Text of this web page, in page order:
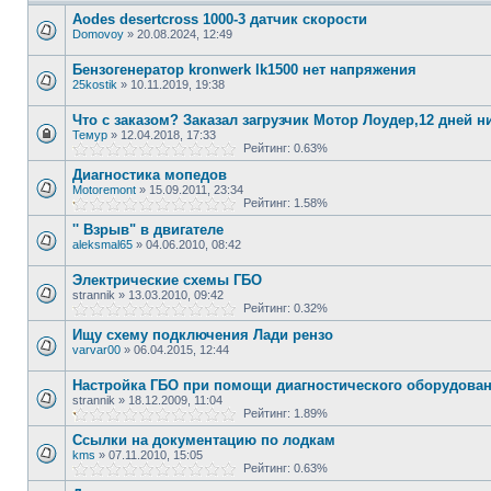
Aodes desertcross 1000-3 датчик скорости
Domovoy » 20.08.2024, 12:49
Бензогенератор kronwerk lk1500 нет напряжения
25kostik » 10.11.2019, 19:38
Что с заказом? Заказал загрузчик Мотор Лоудер,12 дней
Темур » 12.04.2018, 17:33
Рейтинг: 0.63%
Диагностика мопедов
Motoremont » 15.09.2011, 23:34
Рейтинг: 1.58%
'' Взрыв" в двигателе
aleksmal65 » 04.06.2010, 08:42
Электрические схемы ГБО
strannik » 13.03.2010, 09:42
Рейтинг: 0.32%
Ищу схему подключения Лади рензо
varvar00 » 06.04.2015, 12:44
Настройка ГБО при помощи диагностического
strannik » 18.12.2009, 11:04
Рейтинг: 1.89%
Ссылки на документацию по лодкам
kms » 07.11.2010, 15:05
Рейтинг: 0.63%